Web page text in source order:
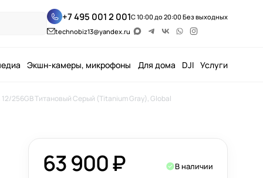
+7 495 001 2 001С 10:00 до 20:00 Без выходных
technobiz13@yandex.ru
Экшн-камеры, микрофоны Для дома DJI Услуги
256GB Титановый Серый (Titanium Gray), Global
63 900 ₽ В наличии